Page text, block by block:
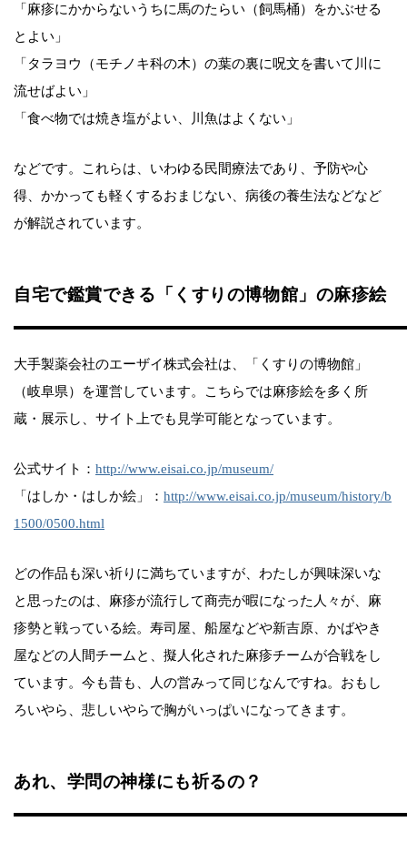
「麻疹にかからないうちに馬のたらい（飼馬桶）をかぶせる
とよい」
「タラヨウ（モチノキ科の木）の葉の裏に呪文を書いて川に
流せばよい」
「食べ物では焼き塩がよい、川魚はよくない」
などです。これらは、いわゆる民間療法であり、予防や心
得、かかっても軽くするおまじない、病後の養生法などなど
が解説されています。
自宅で鑑賞できる「くすりの博物館」の麻疹絵
大手製薬会社のエーザイ株式会社は、「くすりの博物館」
（岐阜県）を運営しています。こちらでは麻疹絵を多く所
蔵・展示し、サイト上でも見学可能となっています。
公式サイト： http://www.eisai.co.jp/museum/
「はしか・はしか絵」： http://www.eisai.co.jp/museum/history/b
1500/0500.html
どの作品も深い祈りに満ちていますが、わたしが興味深いな
と思ったのは、麻疹が流行して商売が暇になった人々が、麻
疹勢と戦っている絵。寿司屋、船屋などや新吉原、かばやき
屋などの人間チームと、擬人化された麻疹チームが合戦をし
ています。今も昔も、人の営みって同じなんですね。おもし
ろいやら、悲しいやらで胸がいっぱいになってきます。
あれ、学問の神様にも祈るの？